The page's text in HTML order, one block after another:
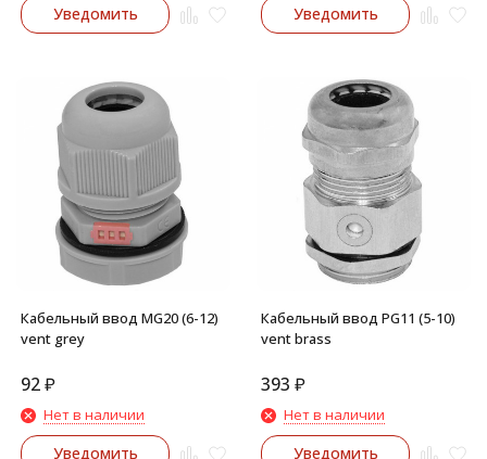
Уведомить Уведомить
Кабельный ввод MG20 (6-12)
vent grey
92₽
Нет в наличии
Уведомить
Кабельный ввод PG11 (5-10)
vent brass
393 ₽
Нет в наличии
Уведомить